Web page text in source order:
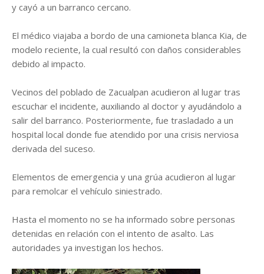
y cayó a un barranco cercano.
El médico viajaba a bordo de una camioneta blanca Kia, de
modelo reciente, la cual resultó con daños considerables
debido al impacto.
Vecinos del poblado de Zacualpan acudieron al lugar tras
escuchar el incidente, auxiliando al doctor y ayudándolo a
salir del barranco. Posteriormente, fue trasladado a un
hospital local donde fue atendido por una crisis nerviosa
derivada del suceso.
Elementos de emergencia y una grúa acudieron al lugar
para remolcar el vehículo siniestrado.
Hasta el momento no se ha informado sobre personas
detenidas en relación con el intento de asalto. Las
autoridades ya investigan los hechos.